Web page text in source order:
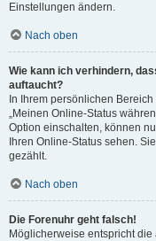
Einstellungen ändern.
Nach oben
Wie kann ich verhindern,
auftaucht?
In Ihrem persönlichen
„Meinen Online-Status
Option einschalten, können
Ihren Online-Status sehen.
gezählt.
Nach oben
Die Forenuhr geht falsch!
Möglicherweise entspricht